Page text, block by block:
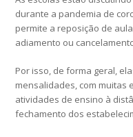
durante a pandemia de
permite a reposição de
adiamento ou
Por isso, de forma geral,
mensalidades, com muitas
atividades de ensino à
fechamento dos